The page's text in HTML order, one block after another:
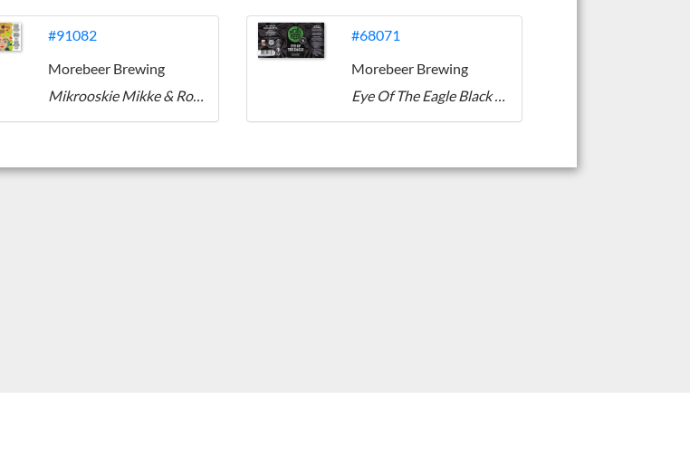
#91082
Morebeer Brewing
Mikrooskie Mikke & Roos QIPA
#68071
Morebeer Brewing
Eye Of The Eagle Black Tripel